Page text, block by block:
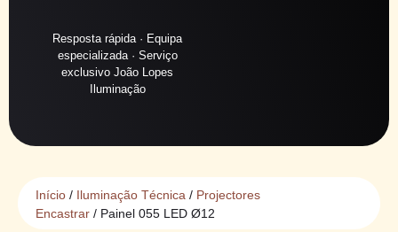
Resposta rápida · Equipa
especializada · Serviço
exclusivo João Lopes
Iluminação
Início / Iluminação Técnica / Projectores
Encastrar / Painel 055 LED Ø12